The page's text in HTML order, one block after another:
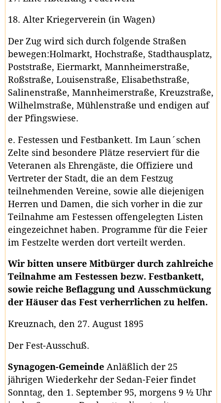
18. Alter Kriegerverein (in Wagen)
Der Zug wird sich durch folgende Straßen
bewegen:Holmarkt, Hochstraße, Stadthausplatz,
Poststraße, Eiermarkt, Mannheimerstraße,
Roßstraße, Louisenstraße, Elisabethstraße,
Salinenstraße, Mannheimerstraße, Kreuzstraße,
Wilhelmstraße, Mühlenstraße und endigen auf
der Pfingswiese.
e. Festessen und Festbankett. Im Laun´schen
Zelte sind besondere Plätze reserviert für die
Veteranen als Ehrengäste, die Offiziere und
Vertreter der Stadt, die an dem Festzug
teilnehmenden Vereine, sowie alle diejenigen
Herren und Damen, die sich vorher in die zur
Teilnahme am Festessen offengelegten Listen
eingezeichnet haben. Programme für die Feier
im Festzelte werden dort verteilt werden.
Wir bitten unsere Mitbürger durch zahlreiche
Teilnahme am Festessen bezw. Festbankett,
sowie reiche Beflaggung und Ausschmückung
der Häuser das Fest verherrlichen zu helfen.
Kreuznach, den 27. August 1895
Der Fest-Ausschuß.
Synagogen-Gemeinde Anläßlich der 25
jährigen Wiederkehr der Sedan-Feier findet
Sonntag, den 1. September 95, morgens 9 ½ Uhr